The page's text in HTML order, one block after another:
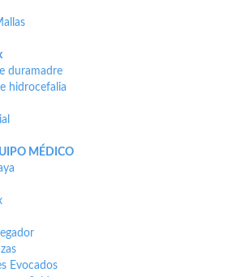
duramadre
hidrocefalia
MÉDICO
Evocados